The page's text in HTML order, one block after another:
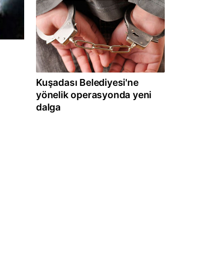
Kuşadası Belediyesi'ne
yönelik operasyonda yeni
dalga